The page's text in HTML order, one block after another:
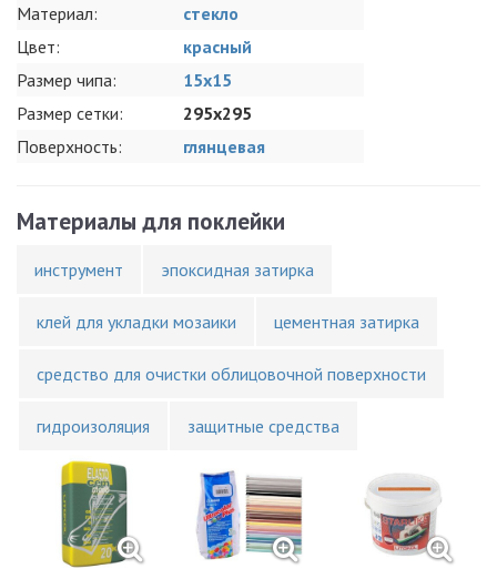
Материал:
стекло
Цвет:
красный
Размер чипа:
15x15
Размер сетки:
295x295
Поверхность:
глянцевая
Материалы для поклейки
инструмент эпоксидная затирка
клей для укладки мозаики цементная затирка
средство для очистки облицовочной поверхности
гидроизоляция защитные средства